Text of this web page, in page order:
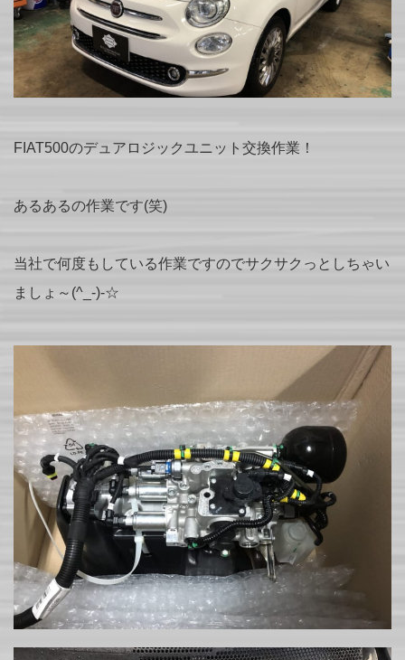
FIAT500のデュアロジックユニット交換作業！
あるあるの作業です(笑)
当社で何度もしている作業ですのでサクサクっとしちゃい
ましょ～(^_-)-☆